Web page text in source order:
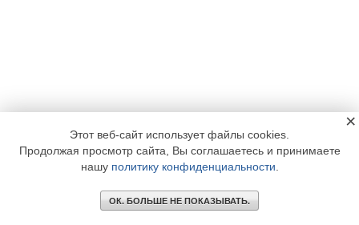
Этот веб-сайт использует файлы cookies.
Продолжая просмотр сайта, Вы соглашаетесь и принимаете
нашу политику конфиденциальности
ОК. БОЛЬШЕ НЕ ПОКАЗЫВАТЬ.
×